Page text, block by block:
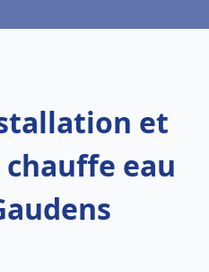
et
eau